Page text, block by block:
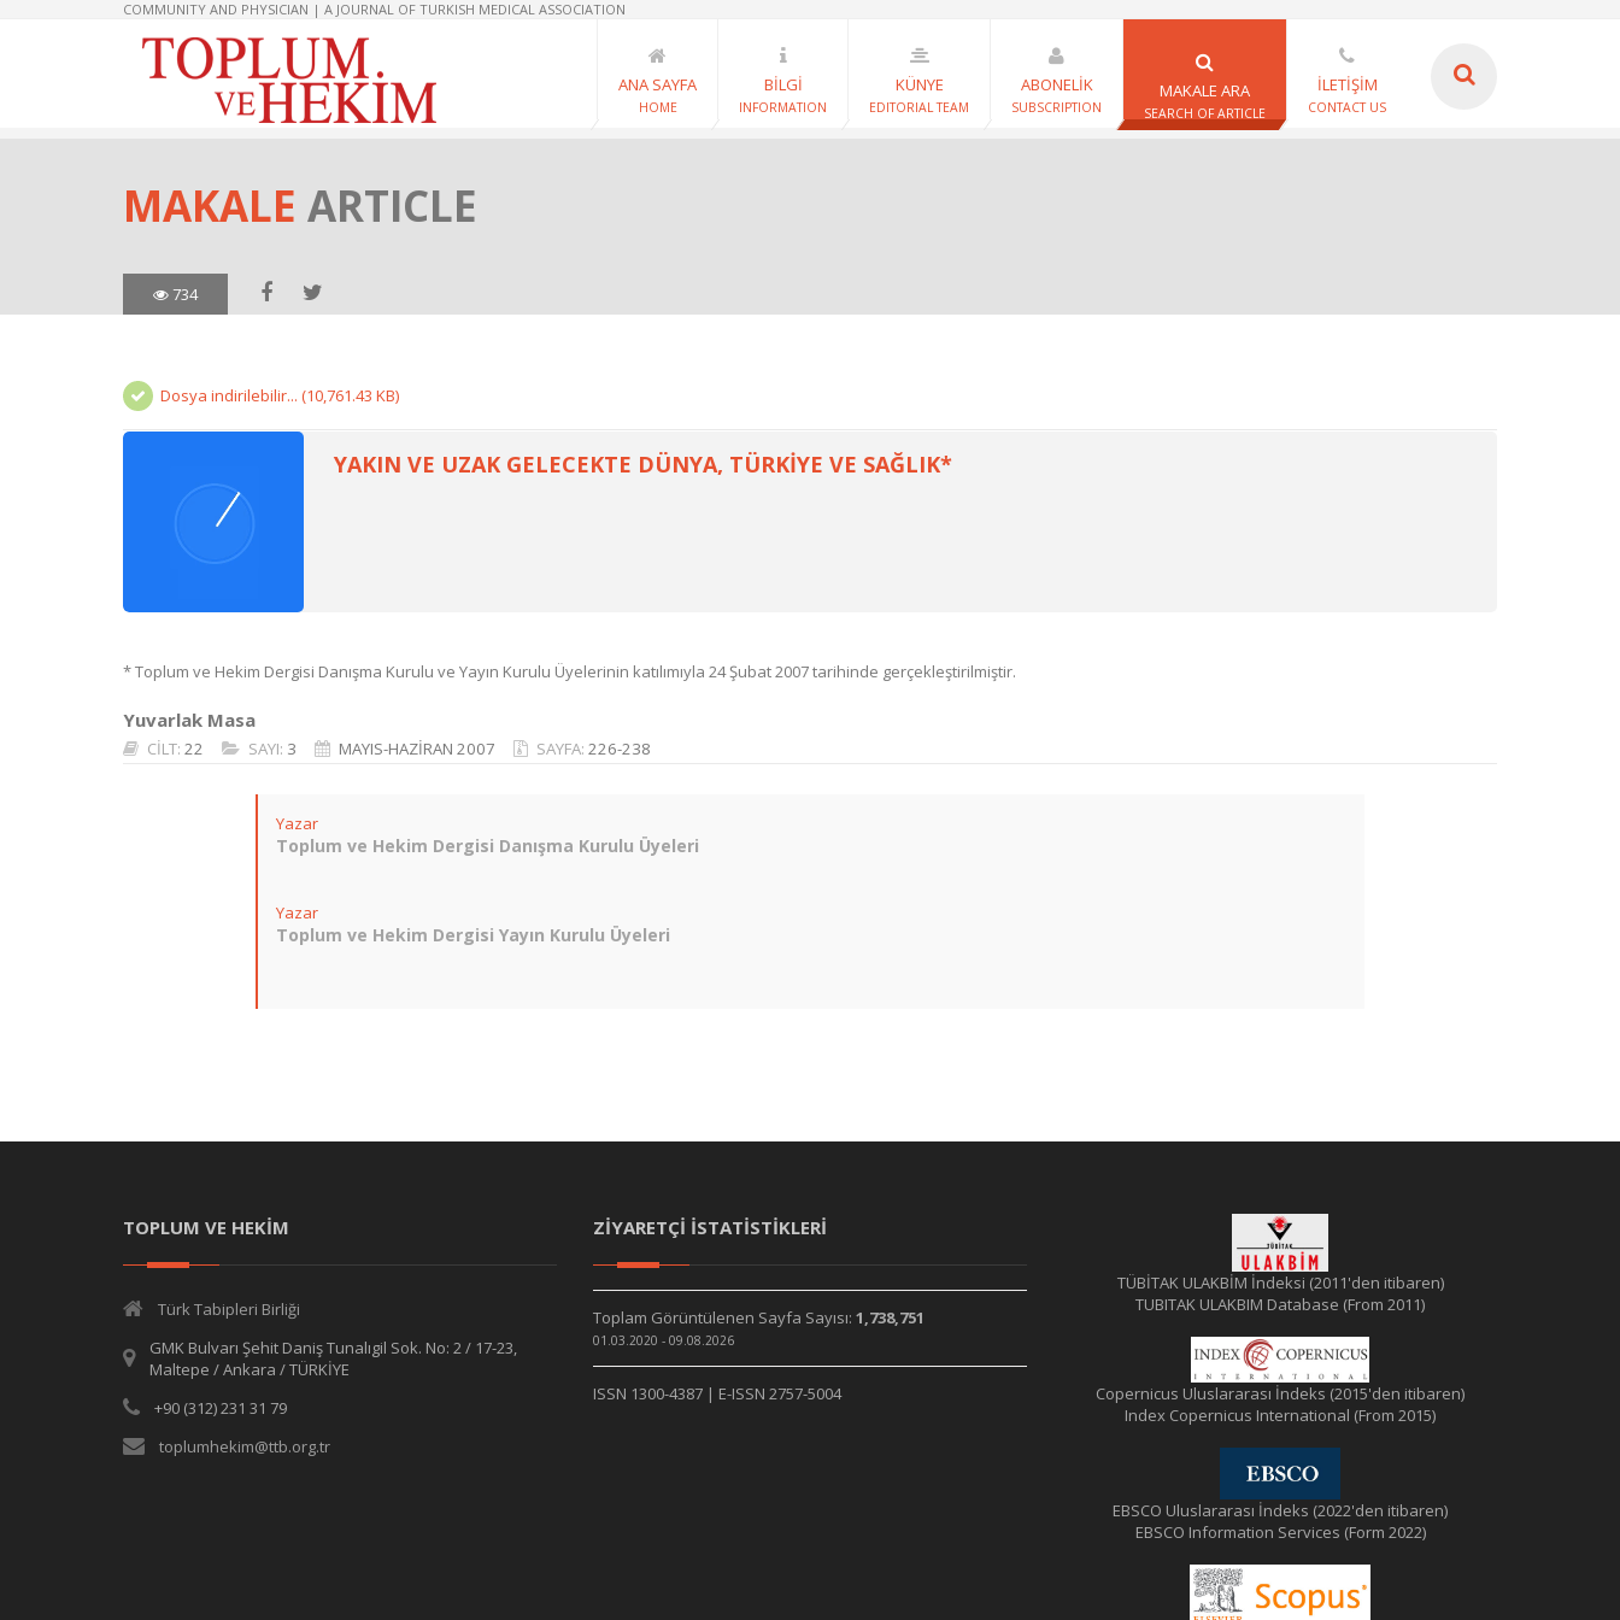
COMMUNITY AND PHYSICIAN | A JOURNAL OF TURKISH MEDICAL ASSOCIATION
ANA SAYFA
HOME
BİLGİ
INFORMATION
KÜNYE
EDITORIAL TEAM
ABONELİK
SUBSCRIPTION
MAKALE ARA
SEARCH OF ARTICLE
İLETİŞİM
CONTACT US
MAKALE ARTICLE
734
Dosya indirilebilir... (10,761.43 KB)
YAKIN VE UZAK GELECEKTE DÜNYA, TÜRKİYE VE SAĞLIK*
* Toplum ve Hekim Dergisi Danışma Kurulu ve Yayın Kurulu Üyelerinin katılımıyla 24 Şubat 2007 tarihinde gerçekleştirilmiştir.
Yuvarlak Masa
CİLT: 22 SAYI: 3 MAYIS-HAZİRAN 2007 SAYFA: 226-238
Yazar
Toplum ve Hekim Dergisi Danışma Kurulu Üyeleri
Yazar
Toplum ve Hekim Dergisi Yayın Kurulu Üyeleri
TOPLUM VE HEKİM
Türk Tabipleri Birliği
GMK Bulvarı Şehit Daniş Tunalıgil Sok. No: 2 / 17-23,
Maltepe / Ankara / TÜRKİYE
+90 (312) 231 31 79
toplumhekim@ttb.org.tr
ZİYARETÇİ İSTATİSTİKLERİ
Toplam Görüntülenen Sayfa Sayısı: 1,738,751
01.03.2020 - 09.08.2026
ISSN 1300-4387 | E-ISSN 2757-5004
TÜBİTAK ULAKBİM İndeksi (2011'den itibaren)
TUBITAK ULAKBIM Database (From 2011)
Copernicus Uluslararası İndeks (2015'den itibaren)
Index Copernicus International (From 2015)
EBSCO Uluslararası İndeks (2022'den itibaren)
EBSCO Information Services (Form 2022)